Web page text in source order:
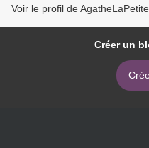
Voir le profil de
Créer un